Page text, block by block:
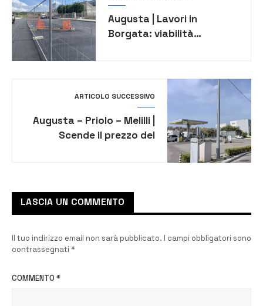
Augusta | Lavori in
Borgata: viabilità
ARTICOLO SUCCESSIVO
Augusta – Priolo – Melilli |
Scende il prezzo del
LASCIA UN COMMENTO
Il tuo indirizzo email non sarà pubblicato. I campi obbligatori sono
contrassegnati *
COMMENTO *